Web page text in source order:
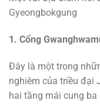
Gyeongbokgung
1. Cổng
Đây là một trong
nghiêm của triều đại
hai tầng mái cung